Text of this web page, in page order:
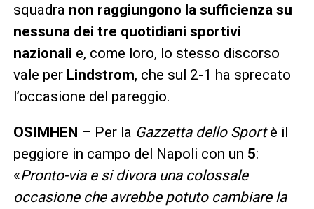
squadra non raggiungono la sufficienza su
nessuna dei tre quotidiani sportivi
nazionali e, come loro, lo stesso discorso
vale per Lindstrom, che sul 2-1 ha sprecato
l’occasione del pareggio.
OSIMHEN – Per la Gazzetta dello Sportè il
peggiore in campo del Napoli con un 5:
«Pronto-via e si divora una colossale
occasione che avrebbe potuto cambiare la